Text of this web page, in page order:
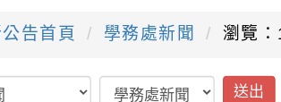
告首頁 學務處新聞 瀏覽
送出